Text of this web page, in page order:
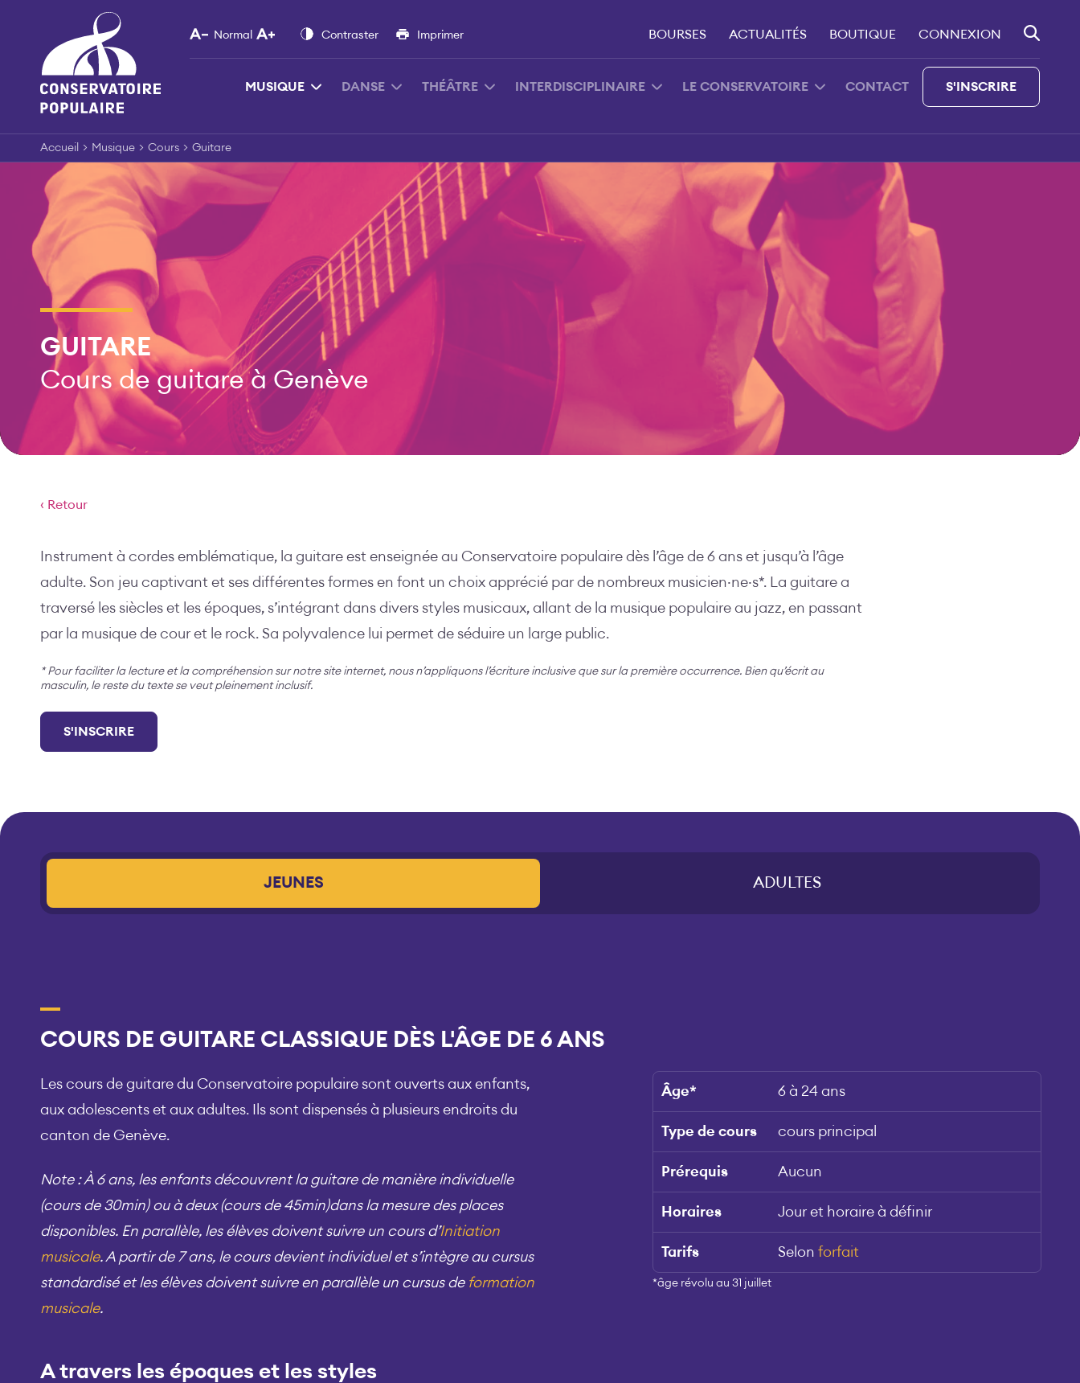
S'INSCRIRE
MUSIQUE DANSE THÉÂTRE INTERDISCIPLINAIRE LE CONSERVATOIRE CONTACT
BOURSES ACTUALITÉS BOUTIQUE CONNEXION
Normal Contraster Imprimer
Accueil > Musique > Cours > Guitare
GUITARE
Cours de guitare à Genève
‹ Retour
Instrument à cordes emblématique, la guitare est enseignée au Conservatoire populaire dès l’âge de 6 ans et jusqu’à l’âge
adulte. Son jeu captivant et ses différentes formes en font un choix apprécié par de nombreux musicien·ne·s*. La guitare a
traversé les siècles et les époques, s’intégrant dans divers styles musicaux, allant de la musique populaire au jazz, en passant
par la musique de cour et le rock. Sa polyvalence lui permet de séduire un large public.
* Pour faciliter la lecture et la compréhension sur notre site internet, nous n’appliquons l’écriture inclusive que sur la première occurrence. Bien qu’écrit au
masculin, le reste du texte se veut pleinement inclusif.
S'INSCRIRE
JEUNES ADULTES
COURS DE GUITARE CLASSIQUE DÈS L'ÂGE DE 6 ANS
Âge* 6 à 24 ans
Type de cours cours principal
Prérequis Aucun
Horaires Jour et horaire à définir
Tarifs Selon forfait
*âge révolu au 31 juillet
Les cours de guitare du Conservatoire populaire sont ouverts aux enfants,
aux adolescents et aux adultes. Ils sont dispensés à plusieurs endroits du
canton de Genève.
Note : À 6 ans, les enfants découvrent la guitare de manière individuelle
(cours de 30min) ou à deux (cours de 45min)dans la mesure des places
disponibles. En parallèle, les élèves doivent suivre un cours d’Initiation
musicale. A partir de 7 ans, le cours devient individuel et s’intègre au cursus
standardisé et les élèves doivent suivre en parallèle un cursus de formation
musicale.
A travers les époques et les styles